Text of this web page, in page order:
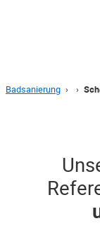
Badsanierung › ›